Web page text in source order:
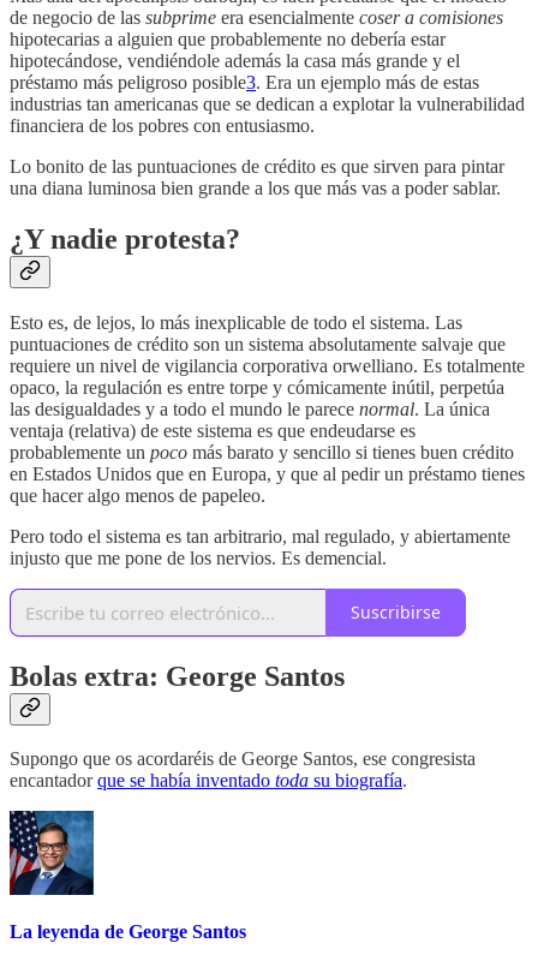
de negocio de las subprime era esencialmente coser a comisiones
hipotecarias a alguien que probablemente no debería estar
hipotecándose, vendiéndole además la casa más grande y el
préstamo más peligroso posible3. Era un ejemplo más de estas
industrias tan americanas que se dedican a explotar la vulnerabilidad
financiera de los pobres con entusiasmo.
Lo bonito de las puntuaciones de crédito es que sirven para pintar
una diana luminosa bien grande a los que más vas a poder sablar.
¿Y nadie protesta?
Esto es, de lejos, lo más inexplicable de todo el sistema. Las
puntuaciones de crédito son un sistema absolutamente salvaje que
requiere un nivel de vigilancia corporativa orwelliano. Es totalmente
opaco, la regulación es entre torpe y cómicamente inútil, perpetúa
las desigualdades y a todo el mundo le parece normal. La única
ventaja (relativa) de este sistema es que endeudarse es
probablemente un poco más barato y sencillo si tienes buen crédito
en Estados Unidos que en Europa, y que al pedir un préstamo tienes
que hacer algo menos de papeleo.
Pero todo el sistema es tan arbitrario, mal regulado, y abiertamente
injusto que me pone de los nervios. Es demencial.
Suscribirse
Bolas extra: George Santos
Supongo que os acordaréis de George Santos, ese congresista
encantadorque se había inventado toda su biografía.
La leyenda de George Santos